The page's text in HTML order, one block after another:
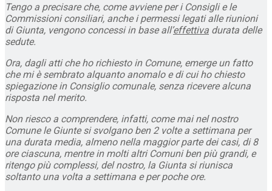
Tengo a precisare che, come avviene per i Consigli e le
Commissioni consiliari, anche i permessi legati alle riunioni
di Giunta, vengono concessi in base all’effettiva durata delle
sedute.
Ora, dagli atti che ho richiesto in Comune, emerge un fatto
che mi è sembrato alquanto anomalo e di cui ho chiesto
spiegazione in Consiglio comunale, senza ricevere alcuna
risposta nel merito.
Non riesco a comprendere, infatti, come mai nel nostro
Comune le Giunte si svolgano ben 2 volte a settimana per
una durata media, almeno nella maggior parte dei casi, di 8
ore ciascuna, mentre in molti altri Comuni ben più grandi, e
ritengo più complessi, del nostro, la Giunta si riunisca
soltanto una volta a settimana e per poche ore.